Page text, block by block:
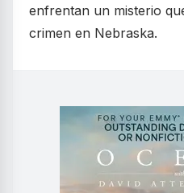
enfrentan un misterio
crimen en Nebraska.